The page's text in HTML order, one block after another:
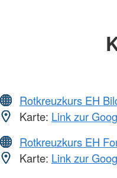
Rotkreuzkurs EH
Karte: Link zur
Rotkreuzkurs EH
Karte: Link zur